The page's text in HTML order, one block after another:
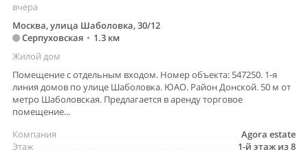
вчера
Москва, улица Шаболовка, 30/12
Серпуховская • 1.3 км
Жилой дом
Помещение с отдельным входом. Номер объекта: 547250. 1-я
линия домов по улице Шаболовка. ЮАО. Район Донской. 50 м от
метро Шаболовская. Предлагается в аренду торговое
помещение...
Agora estate
Компания
1-й этаж из 8
Этаж